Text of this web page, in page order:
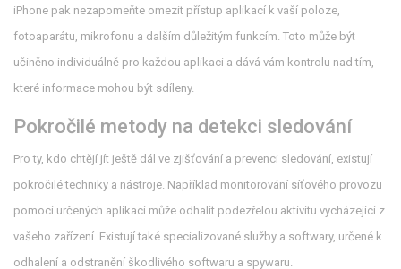
iPhone pak nezapomeňte omezit přístup aplikací k vaší poloze,
fotoaparátu, mikrofonu a dalším důležitým funkcím. Toto může být
učiněno individuálně pro každou aplikaci a dává vám kontrolu nad tím,
které informace mohou být sdíleny.
Pokročilé metody na detekci sledování
Pro ty, kdo chtějí jít ještě dál ve zjišťování a prevenci sledování, existují
pokročilé techniky a nástroje. Například monitorování síťového provozu
pomocí určených aplikací může odhalit podezřelou aktivitu vycházející z
vašeho zařízení. Existují také specializované služby a softwary, určené k
odhalení a odstranění škodlivého softwaru a spywaru.